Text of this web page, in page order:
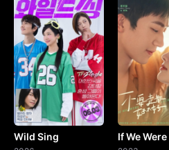
Wild Sing If We